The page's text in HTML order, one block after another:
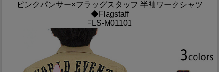
ピンクパンサー×フラッグスタッフ 半袖ワークシャツ
◆Flagstaff
FLS-M01101